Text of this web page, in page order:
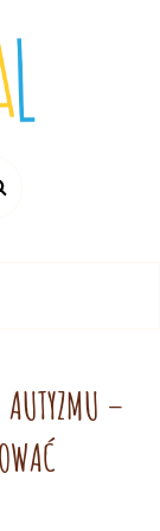
AUTYZMU –